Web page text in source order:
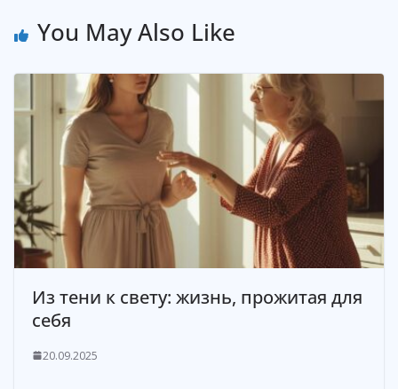
You May Also Like
Из тени к свету: жизнь, прожитая для
себя
20.09.2025